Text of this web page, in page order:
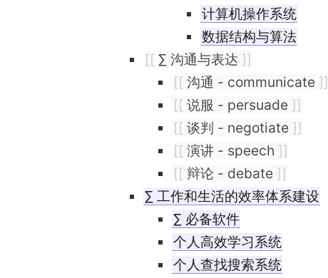
计算机操作系统
数据结构与算法
[[ ∑ 沟通与表达 ]]
[[ 沟通 - communicate ]]
[[ 说服 - persuade ]]
[[ 谈判 - negotiate ]]
[[ 演讲 - speech ]]
[[ 辩论 - debate ]]
∑ 工作和生活的效率体系建设
∑ 必备软件
个人高效学习系统
个人查找搜索系统